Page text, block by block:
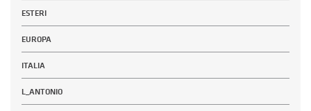
ESTERI
EUROPA
ITALIA
L_ANTONIO